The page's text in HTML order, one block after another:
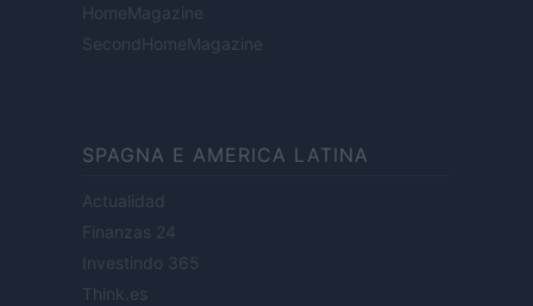
HomeMagazine
SecondHomeMagazine
SPAGNA E AMERICA LATINA
Actualidad
Finanzas 24
Investindo 365
Think.es